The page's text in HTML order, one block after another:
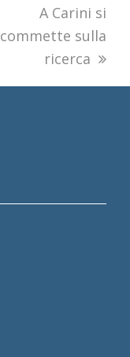
next
post:
A Carini si
sulla
ricerca